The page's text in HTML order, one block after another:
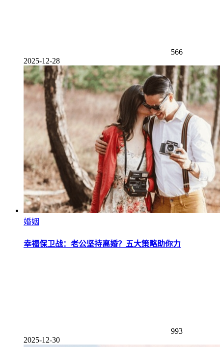
566
2025-12-28
婚姻
幸福保卫战：老公坚持离婚？五大策略助你力
993
2025-12-30